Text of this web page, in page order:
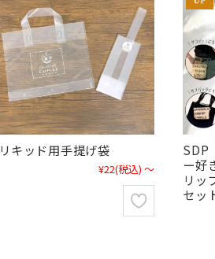
リキッド用手提げ袋
¥22(税込) ～
SDP
ー好
リッ
セッ